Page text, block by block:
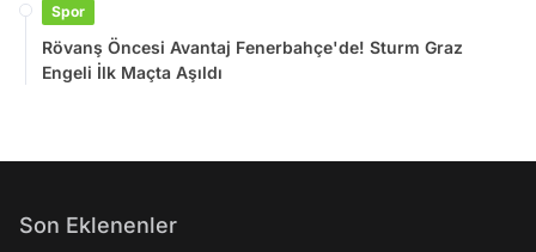
Spor
Rövanş Öncesi Avantaj Fenerbahçe'de! Sturm Graz
Engeli İlk Maçta Aşıldı
Son Eklenenler